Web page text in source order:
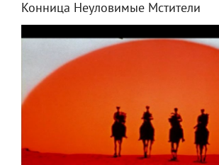
Конница Неуловимые Мстители